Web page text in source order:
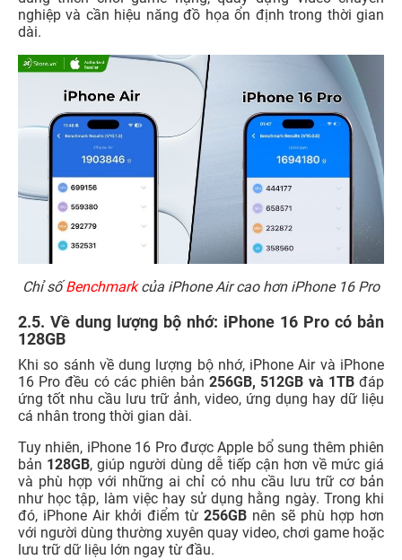
nghiệp và cần hiệu năng đồ họa ổn định trong thời gian
dài.
Chỉ sốBenchmarkcủa iPhone Air cao hơn iPhone 16 Pro
2.5. Về dung lượng bộ nhớ: iPhone 16 Pro có bản
128GB
Khi so sánh về dung lượng bộ nhớ, iPhone Air và iPhone
16 Pro đều có các phiên bản256GB, 512GB và 1TBđáp
ứng tốt nhu cầu lưu trữ ảnh, video, ứng dụng hay dữ liệu
cá nhân trong thời gian dài.
Tuy nhiên, iPhone 16 Pro được Apple bổ sung thêm phiên
bản 128GB, giúp người dùng dễ tiếp cận hơn về mức giá
và phù hợp với những ai chỉ có nhu cầu lưu trữ cơ bản
như học tập, làm việc hay sử dụng hằng ngày. Trong khi
đó, iPhone Air khởi điểm từ 256GB nên sẽ phù hợp hơn
với người dùng thường xuyên quay video, chơi game hoặc
lưu trữ dữ liệu lớn ngay từ đầu.